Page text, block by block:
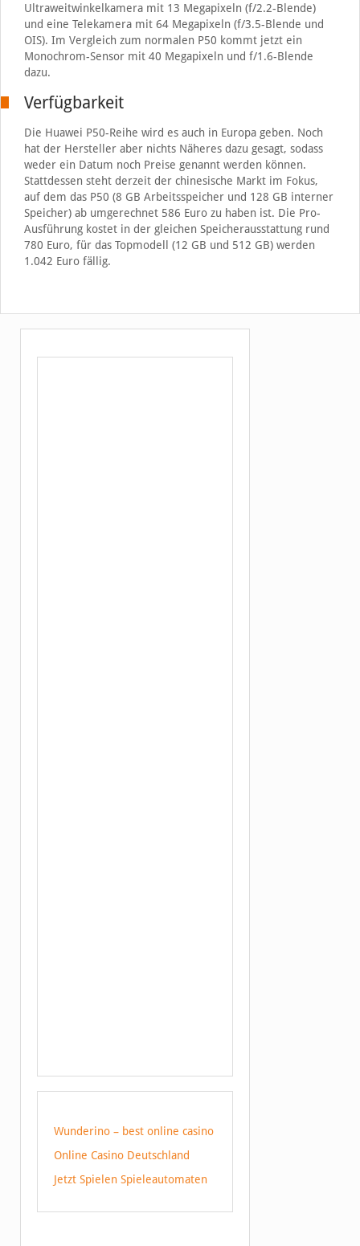
Ultraweitwinkelkamera mit 13 Megapixeln (f/2.2-Blende)
und eine Telekamera mit 64 Megapixeln (f/3.5-Blende und
OIS). Im Vergleich zum normalen P50 kommt jetzt ein
Monochrom-Sensor mit 40 Megapixeln und f/1.6-Blende
dazu.
Verfügbarkeit
Die Huawei P50-Reihe wird es auch in Europa geben. Noch
hat der Hersteller aber nichts Näheres dazu gesagt, sodass
weder ein Datum noch Preise genannt werden können.
Stattdessen steht derzeit der chinesische Markt im Fokus,
auf dem das P50 (8 GB Arbeitsspeicher und 128 GB interner
Speicher) ab umgerechnet 586 Euro zu haben ist. Die Pro-
Ausführung kostet in der gleichen Speicherausstattung rund
780 Euro, für das Topmodell (12 GB und 512 GB) werden
1.042 Euro fällig.
Wunderino – best online casino
Online Casino Deutschland
Jetzt Spielen Spieleautomaten